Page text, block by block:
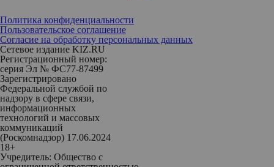
Политика конфиденциальности
Пользовательское соглашение
Согласие на обработку персональных данных
Сетевое издание KIZ.RU
Регистрационный номер:
серия Эл № ФС77-87499
Зарегистрировано
Федеральной службой по
надзору в сфере связи,
информационных
технологий и массовых
коммуникаций
(Роскомнадзор) 17.06.2024
18+
Учредитель: Общество с